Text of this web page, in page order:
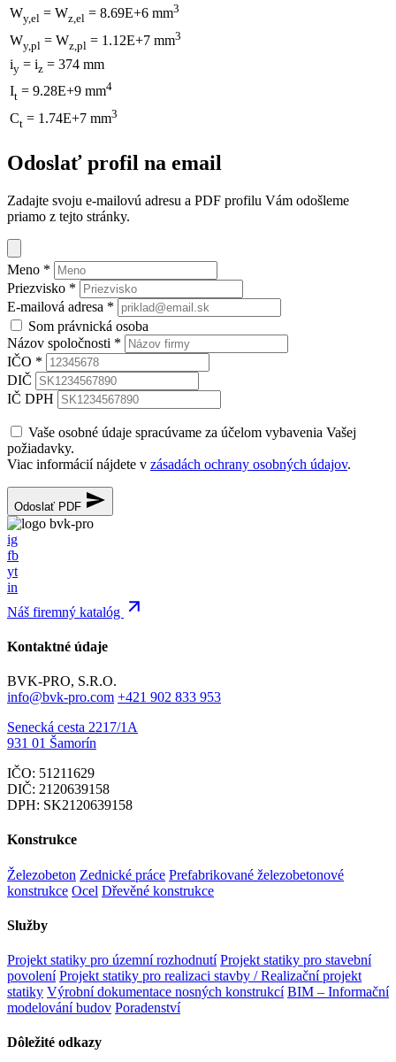
Wy,el = Wz,el = 8.69E+6 mm3
Wy,pl = Wz,pl = 1.12E+7 mm3
iy = iz = 374 mm
It = 9.28E+9 mm4
Ct = 1.74E+7 mm3
Odoslať profil na email
Zadajte svoju e-mailovú adresu a PDF profilu Vám odošleme
priamo z tejto stránky.
Meno *
Priezvisko *
E-mailová adresa *
Som právnická osoba
Názov spoločnosti *
IČO *
DIČ
IČ DPH
Vaše osobné údaje spracúvame za účelom vybavenia Vašej
požiadavky.
Viac informácií nájdete v zásadách ochrany osobných údajov.
Odoslať PDF
ig
fb
yt
in
Náš firemný katalóg
Kontaktné údaje
BVK-PRO, S.R.O.
info@bvk-pro.com +421 902 833 953
Senecká cesta 2217/1A
931 01 Šamorín
IČO: 51211629
DIČ: 2120639158
DPH: SK2120639158
Konstrukce
Železobeton Zednické práce Prefabrikované železobetonové
konstrukce Ocel Dřevěné konstrukce
Služby
Projekt statiky pro územní rozhodnutí Projekt statiky pro stavební
povolení Projekt statiky pro realizaci stavby / Realizační projekt
statiky Výrobní dokumentace nosných konstrukcí BIM – Informační
modelování budov Poradenství
Dôležité odkazy